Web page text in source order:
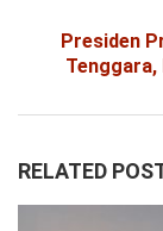
Presiden
RELATED